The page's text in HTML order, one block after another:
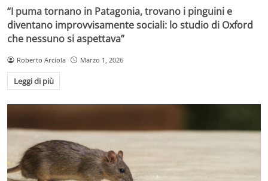
“I puma tornano in Patagonia, trovano i pinguini e
diventano improvvisamente sociali: lo studio di Oxford
che nessuno si aspettava”
Roberto Arciola Marzo 1, 2026
Leggi di più